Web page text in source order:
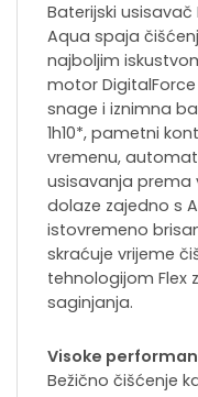
Baterijski usisavač
Aqua spaja
najboljim
motor
snage i iznimna
1h10*, pametni
vremenu,
usisavanja
dolaze zajedno s
istovremeno
skraćuje vrijeme
tehnologijom Flex
saginjanja.
Visoke
Bežično čišćenje